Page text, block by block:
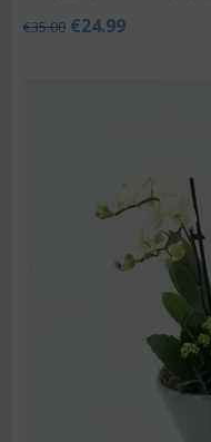
€35.00 €24.99